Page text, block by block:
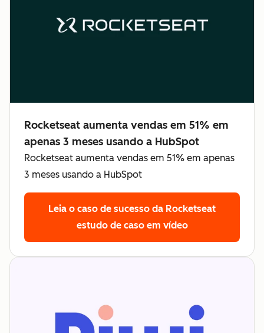
Rocketseat aumenta vendas em 51% em
apenas 3 meses usando a HubSpot
Rocketseat aumenta vendas em 51% em apenas
3 meses usando a HubSpot
Leia o caso de sucesso da Rocketseat
estudo de caso em vídeo